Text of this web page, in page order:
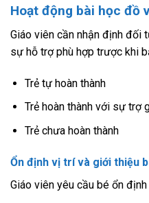
Hoạt động bài học đồ
Giáo viên cần nhận định đối
sự hỗ trợ phù hợp trược khi
Trẻ tự hoàn thành
Trẻ hoàn thành với sự trợ
Trẻ chưa hoàn thành
Ổn định vị trí và giới thiệu
Giáo viên yêu cầu bé ổn